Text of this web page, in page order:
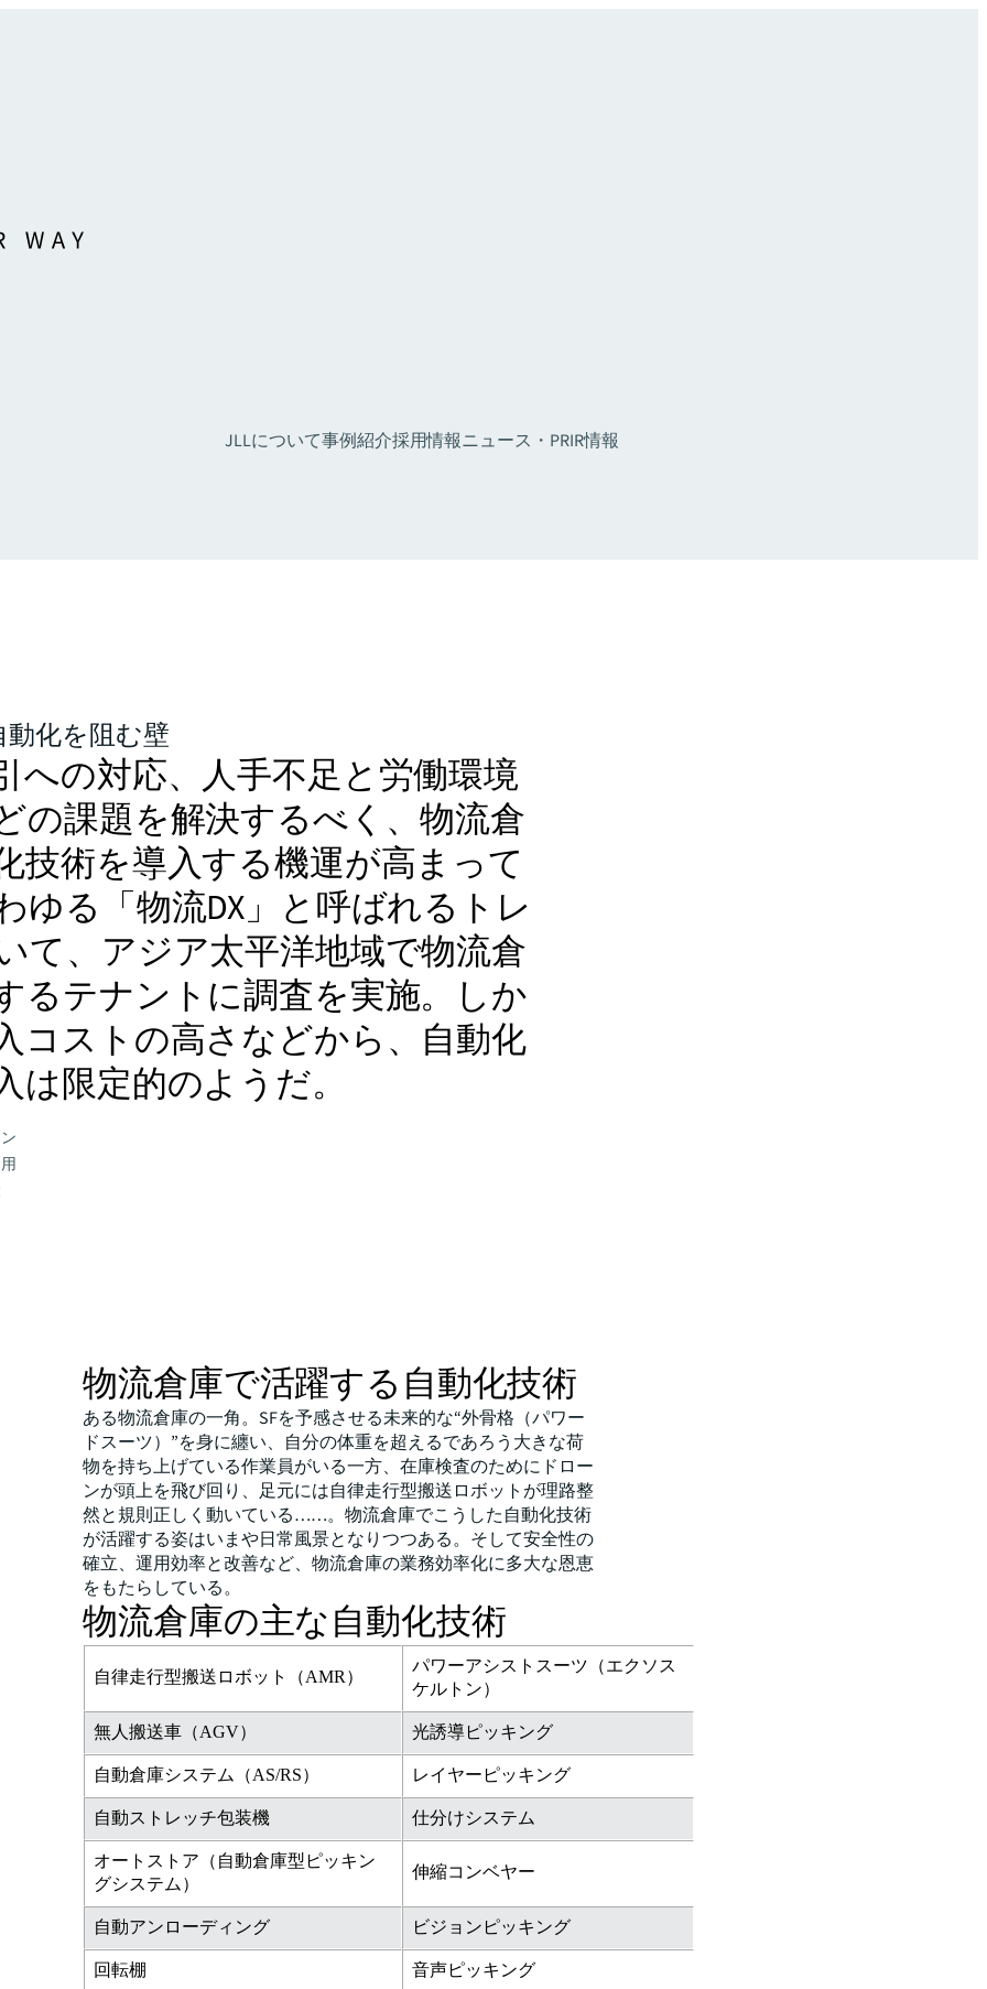
JLLについて事例紹介採用情報ニュース・PRIR情報
化を阻む壁
への対応、人手不足と労働環境
の課題を解決するべく、物流倉
技術を導入する機運が高まって
ゆる「物流DX」と呼ばれるトレ
て、アジア太平洋地域で物流倉
るテナントに調査を実施。しか
コストの高さなどから、自動化
は限定的のようだ。
物流倉庫で活躍する自動化技術
ある物流倉庫の一角。SFを予感させる未来的な“外骨格（パワー
ドスーツ）”を身に纏い、自分の体重を超えるであろう大きな荷
物を持ち上げている作業員がいる一方、在庫検査のためにドロー
ンが頭上を飛び回り、足元には自律走行型搬送ロボットが理路整
然と規則正しく動いている……。物流倉庫でこうした自動化技術
が活躍する姿はいまや日常風景となりつつある。そして安全性の
確立、運用効率と改善など、物流倉庫の業務効率化に多大な恩恵
をもたらしている。
物流倉庫の主な自動化技術
自律走行型搬送ロボット（AMR）
パワーアシストスーツ（エクソス
ケルトン）
無人搬送車（AGV） 光誘導ピッキング
自動倉庫システム（AS/RS） レイヤーピッキング
自動ストレッチ包装機 仕分けシステム
オートストア（自動倉庫型ピッキン
グシステム）
伸縮コンベヤー
自動アンローディング ビジョンピッキング
回転棚 音声ピッキング